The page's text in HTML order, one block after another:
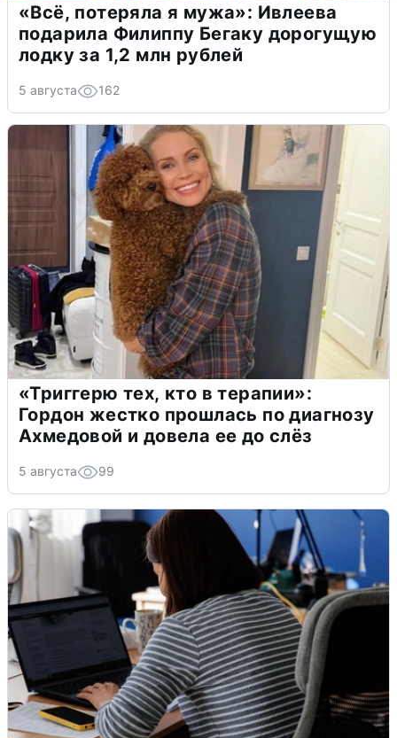
«Всё, потеряла я мужа»: Ивлеева
подарила Филиппу Бегаку дорогущую
лодку за 1,2 млн рублей
5 августа 162
«Триггерю тех, кто в терапии»:
Гордон жестко прошлась по диагнозу
Ахмедовой и довела ее до слёз
5 августа 99